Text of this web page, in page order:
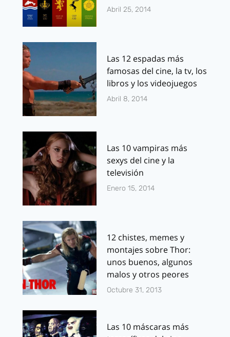
Abril 25, 2014
Las 12 espadas más
famosas del cine, la tv, los
libros y los videojuegos
Abril 8, 2014
Las 10 vampiras más
sexys del cine y la
televisión
Enero 15, 2014
12 chistes, memes y
montajes sobre Thor:
unos buenos, algunos
malos y otros peores
Octubre 31, 2013
Las 10 máscaras más